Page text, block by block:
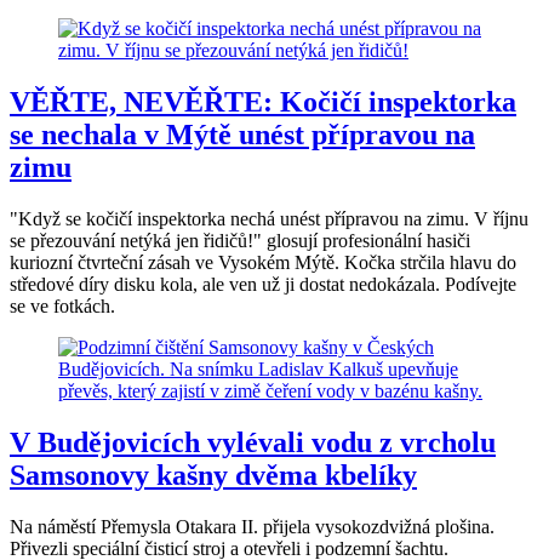
VĚŘTE, NEVĚŘTE: Kočičí inspektorka
se nechala v Mýtě unést přípravou na
zimu
"Když se kočičí inspektorka nechá unést přípravou na zimu. V říjnu
se přezouvání netýká jen řidičů!" glosují profesionální hasiči
kuriozní čtvrteční zásah ve Vysokém Mýtě. Kočka strčila hlavu do
středové díry disku kola, ale ven už ji dostat nedokázala. Podívejte
se ve fotkách.
V Budějovicích vylévali vodu z vrcholu
Samsonovy kašny dvěma kbelíky
Na náměstí Přemysla Otakara II. přijela vysokozdvižná plošina.
Přivezli speciální čisticí stroj a otevřeli i podzemní šachtu.